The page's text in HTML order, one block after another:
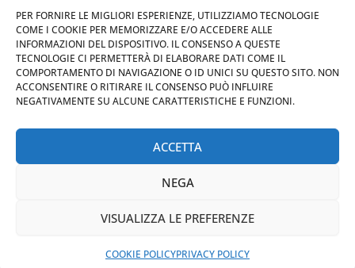
PER FORNIRE LE MIGLIORI ESPERIENZE, UTILIZZIAMO TECNOLOGIE
COME I COOKIE PER MEMORIZZARE E/O ACCEDERE ALLE
INFORMAZIONI DEL DISPOSITIVO. IL CONSENSO A QUESTE
TECNOLOGIE CI PERMETTERÀ DI ELABORARE DATI COME IL
COMPORTAMENTO DI NAVIGAZIONE O ID UNICI SU QUESTO SITO. NON
ACCONSENTIRE O RITIRARE IL CONSENSO PUÒ INFLUIRE
NEGATIVAMENTE SU ALCUNE CARATTERISTICHE E FUNZIONI.
ACCETTA
NEGA
VISUALIZZA LE PREFERENZE
COOKIE POLICYPRIVACY POLICY
chiavicodificate@gmail.com
Privacy Policy
Cookie Policy
MAPS
CHIAMA ORA
PREVENTIVO IMMEDIATO